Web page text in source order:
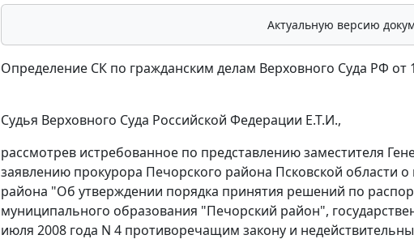
Актуальную версию
Определение СК по гражданским делам Верховного Суда РФ от
Судья Верховного Суда Российской Федерации Е.Т.И.,
рассмотрев истребованное по представлению заместителя
заявлению прокурора Печорского района Псковской области
района "Об утверждении порядка принятия решений по
муниципального образования "Печорский район",
июля 2008 года N 4 противоречащим закону и